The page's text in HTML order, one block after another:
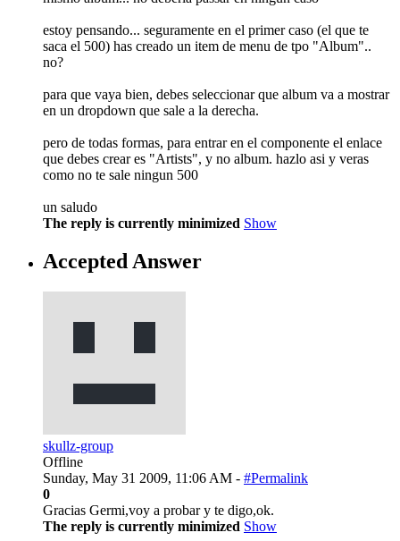
estoy pensando... seguramente en el primer caso (el que te
saca el 500) has creado un item de menu de tpo "Album"..
no?
para que vaya bien, debes seleccionar que album va a mostrar
en un dropdown que sale a la derecha.
pero de todas formas, para entrar en el componente el enlace
que debes crear es "Artists", y no album. hazlo asi y veras
como no te sale ningun 500
un saludo
The reply is currently minimized Show
Accepted Answer
skullz-group
Offline
Sunday, May 31 2009, 11:06 AM - #Permalink
0
Gracias Germi,voy a probar y te digo,ok.
The reply is currently minimized Show